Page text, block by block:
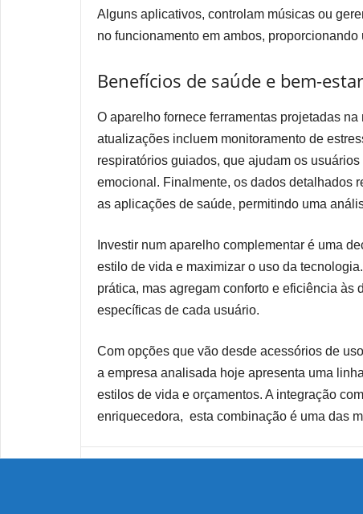
Alguns aplicativos, controlam músicas ou
no funcionamento em ambos,
Benefícios de saúde e bem-estar
O aparelho fornece ferramentas projetadas
atualizações incluem monitoramento de
respiratórios guiados, que ajudam os
emocional. Finalmente, os dados detalhados
as aplicações de saúde, permitindo uma
Investir num aparelho complementar é uma
estilo de vida e maximizar o uso da
prática, mas agregam conforto e eficiência
específicas de cada usuário.
Com opções que vão desde acessórios de
a empresa analisada hoje apresenta uma
estilos de vida e orçamentos. A integração
enriquecedora, esta combinação é uma das